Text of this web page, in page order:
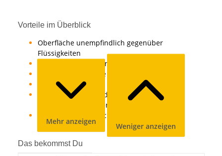
Vorteile im Überblick
Oberfläche unempfindlich gegenüber
Flüssigkeiten
lichtecht, hitzebeständig
einfach in der Pflege und hygienisch
abrieb-, schlag- und kratzfest
lange Lebensdauer durch besonderes
Produktionsverfahren
hochwertig starke Schutzschicht
Das bekommst Du
Mehr anzeigen
Weniger anzeigen